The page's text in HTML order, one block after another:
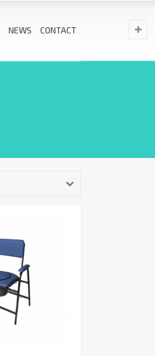
NEWS CONTACT